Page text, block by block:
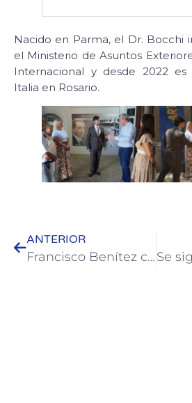
Nacido en Parma, el Dr. Bocchi
el Ministerio de Asuntos
Internacional y desde 2022 es
Italia en Rosario.
ANTERIOR
Francisco Benítez cautivó con su voz la tercera noche de Artesanía 2025